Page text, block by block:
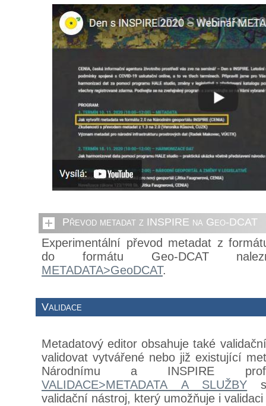
Převod metadat z INSPIRE na Geo-DCAT
Experimentální převod metadat z
do formátu Geo-DCAT
METADATA>GeoDCAT.
Validace
Metadatový editor obsahuje také
validovat vytvářené nebo již existující
Národnímu a INSPIRE
VALIDACE>METADATA A SLUŽBY
validační nástroj, který umožňuje i